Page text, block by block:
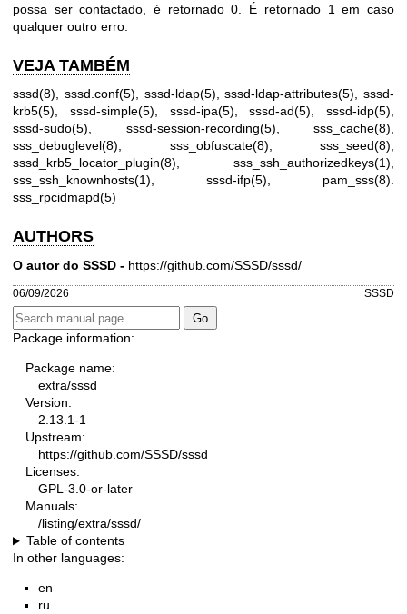
possa ser contactado, é retornado 0. É retornado 1 em caso
qualquer outro erro.
VEJA TAMBÉM
sssd(8), sssd.conf(5), sssd-ldap(5),sssd-ldap-attributes(5), sssd-
krb5(5), sssd-simple(5), sssd-ipa(5),sssd-ad(5), sssd-idp(5),
sssd-sudo(5), sssd-session-recording(5), sss_cache(8),
sss_debuglevel(8), sss_obfuscate(8), sss_seed(8),
sssd_krb5_locator_plugin(8), sss_ssh_authorizedkeys(1),
sss_ssh_knownhosts(1), sssd-ifp(5), pam_sss(8).
sss_rpcidmapd(5)
AUTHORS
O autor do SSSD - https://github.com/SSSD/sssd/
06/09/2026 SSSD
Package information:
Package name:
extra/sssd
Version:
2.13.1-1
Upstream:
https://github.com/SSSD/sssd
Licenses:
GPL-3.0-or-later
Manuals:
/listing/extra/sssd/
Table of contents
In other languages:
en
ru